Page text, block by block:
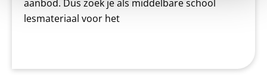
aanbod. Dus zoek je als middelbare school
lesmateriaal voor het